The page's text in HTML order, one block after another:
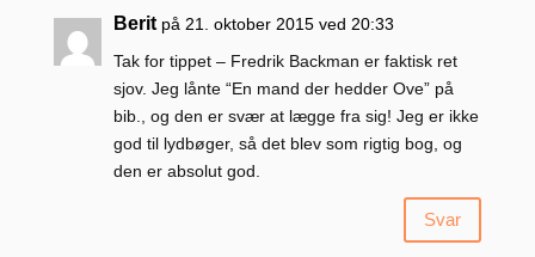
Berit på 21. oktober 2015 ved 20:33
Tak for tippet – Fredrik Backman er faktisk ret
sjov. Jeg lånte “En mand der hedder Ove” på
bib., og den er svær at lægge fra sig! Jeg er ikke
god til lydbøger, så det blev som rigtig bog, og
den er absolut god.
Svar